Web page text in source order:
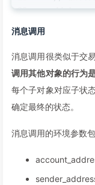
23
25
27
//
}
消息调用
消息调用很类似于交
调用其他对象的行为
每个子对象对应子状
确定最终的状态。
消息调用的环境参数包